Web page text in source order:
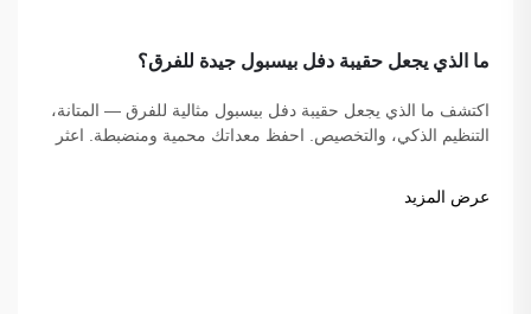
ما الذي يجعل حقيبة دفل بيسبول جيدة للفرق؟
اكتشف ما الذي يجعل حقيبة دفل بيسبول مثالية للفرق — المتانة،
التنظيم الذكي، والتخصيص. احفظ معداتك محمية ومنضبطة. اعثر
عرض المزيد